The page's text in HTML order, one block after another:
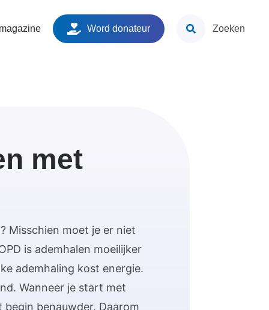
Word donateur Zoeken
met
Misschien moet je er niet
is ademhalen moeilijker
ademhaling kost energie.
Wanneer je start met
benauwder. Daarom